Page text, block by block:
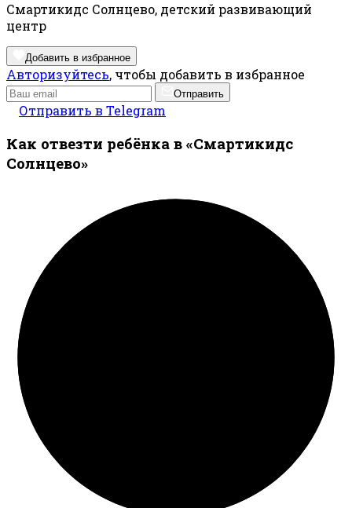
Смартикидс Солнцево, детский развивающий
центр
Добавить в избранное
Авторизуйтесь, чтобы добавить в избранное
Отправить
Отправить в Telegram
Как отвезти ребёнка в «Смартикидс
Солнцево»